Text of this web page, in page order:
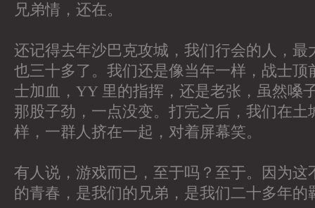
兄弟情，还在。
还记得去年沙巴克攻城，我们行会的人，最
也三十多了。我们还是像当年一样，战士顶
士加血，YY 里的指挥，还是老张，虽然嗓
那股子劲，一点没变。打完之后，我们在土
样，一群人挤在一起，对着屏幕笑。
有人说，游戏而已，至于吗？至于。因为这
的青春，是我们的兄弟，是我们二十多年的